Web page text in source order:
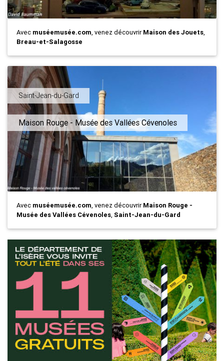
Avec muséemusée.com, venez découvrirMaison des Jouets,
Breau-et-Salagosse
Saint-Jean-du-Gard
Maison Rouge - Musée des Vallées Cévenoles
Avec muséemusée.com, venez découvrirMaison Rouge -
Musée des Vallées Cévenoles, Saint-Jean-du-Gard